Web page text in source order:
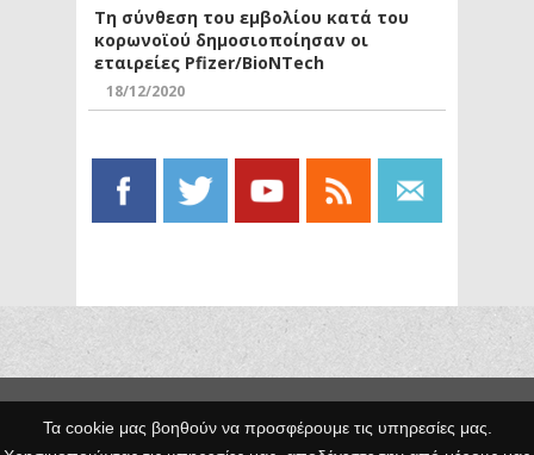
Τα cookie μας βοηθούν να προσφέρουμε τις υπηρεσίες μας.
Τη σύνθεση του εμβολίου κατά του
κορωνοϊού δημοσιοποίησαν οι
εταιρείες Pfizer/BioNTech
18/12/2020
Κατασκευή